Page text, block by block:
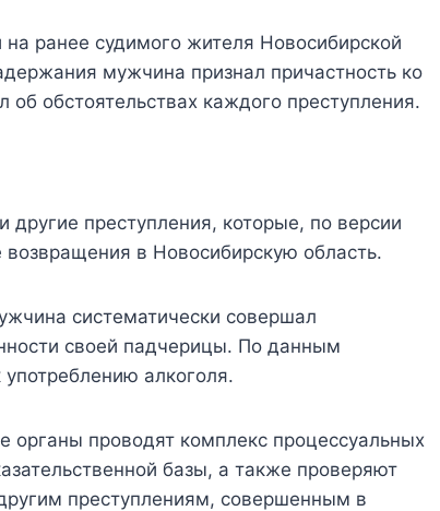
ранее судимого жителя Новосибирской
мужчина признал причастность ко
обстоятельствах каждого преступления.
преступления, которые, по версии
в Новосибирскую область.
систематически совершал
своей падчерицы. По данным
алкоголя.
проводят комплекс процессуальных
базы, а также проверяют
преступлениям, совершенным в